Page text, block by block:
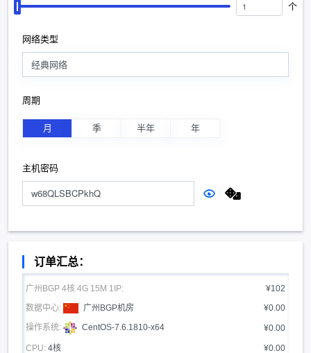
个
网络类型
经典网络
周期
月 季 半年 年
主机密码
订单汇总：
广州BGP 4核 4G 15M 1IP:
¥102
数据中心:
广州BGP机房 ¥0.00
操作系统: CentOS-7.6.1810-x64 ¥0.00
CPU: 4核
¥0.00